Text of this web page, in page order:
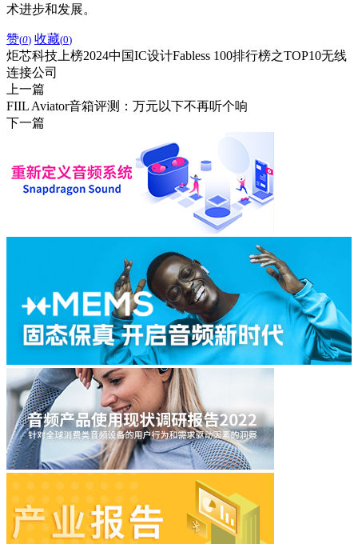
术进步和发展。
赞(0) 收藏(0)
炬芯科技上榜2024中国IC设计Fabless 100排行榜之TOP10无线
连接公司
上一篇
FIIL Aviator音箱评测：万元以下不再听个响
下一篇